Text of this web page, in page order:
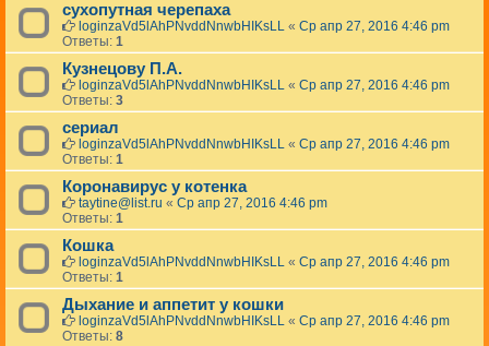
сухопутная черепаха
loginzaVd5lAhPNvddNnwbHIKsLL « Ср апр 27, 2016 4:46 pm
Ответы: 1
Кузнецову П.А.
loginzaVd5lAhPNvddNnwbHIKsLL « Ср апр 27, 2016 4:46 pm
Ответы: 3
сериал
loginzaVd5lAhPNvddNnwbHIKsLL « Ср апр 27, 2016 4:46 pm
Ответы: 1
Коронавирус у котенка
taytine@list.ru « Ср апр 27, 2016 4:46 pm
Ответы: 1
Кошка
loginzaVd5lAhPNvddNnwbHIKsLL « Ср апр 27, 2016 4:46 pm
Ответы: 1
Дыхание и аппетит у кошки
loginzaVd5lAhPNvddNnwbHIKsLL « Ср апр 27, 2016 4:46 pm
Ответы: 8